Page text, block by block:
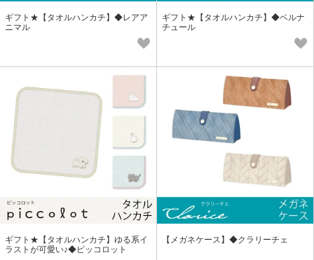
ギフト★【タオルハンカチ】◆レアア
ニマル
ギフト★【タオルハンカチ】◆ベルナ
チュール
ギフト★【タオルハンカチ】ゆる系イ
ラストが可愛い♪◆ピッコロット
【メガネケース】◆クラリーチェ